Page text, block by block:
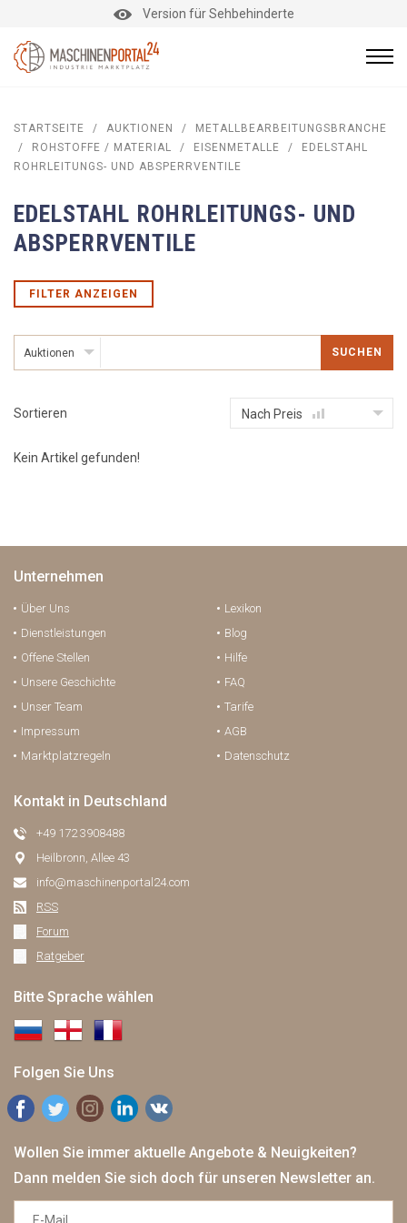
Version für Sehbehinderte
STARTSEITE / AUKTIONEN /
METALLBEARBEITUNGSBRANCHE
/
ROHSTOFFE / MATERIAL / EISENMETALLE /
EDELSTAHL
ROHRLEITUNGS- UND ABSPERRVENTILE
EDELSTAHL ROHRLEITUNGS- UND
ABSPERRVENTILE
FILTER ANZEIGEN
Auktionen SUCHEN
Sortieren Nach Preis
Kein Artikel gefunden!
Unternehmen
Über Uns
Dienstleistungen
Offene Stellen
Unsere Geschichte
Unser Team
Impressum
Marktplatzregeln
Lexikon
Blog
Hilfe
FAQ
Tarife
AGB
Datenschutz
Kontakt in Deutschland
+49 172 3908488
Heilbronn, Allee 43
info@maschinenportal24.сom
RSS
Forum
Ratgeber
Bitte Sprache wählen
Folgen Sie Uns
Wollen Sie immer aktuelle Angebote & Neuigkeiten?
Dann melden Sie sich doch für unseren Newsletter an.